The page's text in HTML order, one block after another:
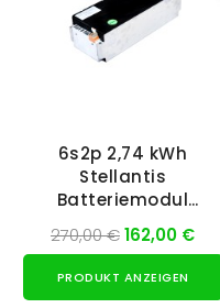
6s2p 2,74 kWh
Stellantis
Batteriemodul
(gebraucht)
270,00 €162,00 €
PRODUKT ANZEIGEN